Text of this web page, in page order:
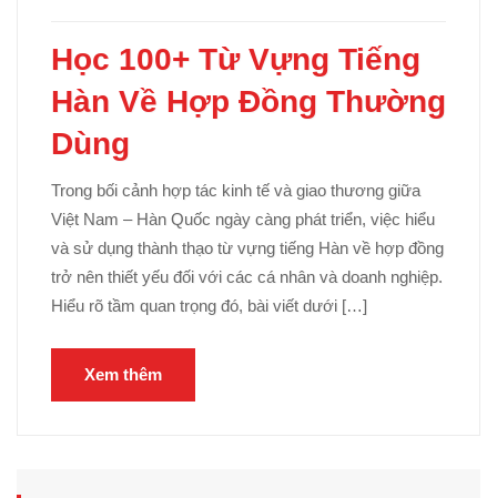
Học 100+ Từ Vựng Tiếng
Hàn Về Hợp Đồng Thường
Dùng
Trong bối cảnh hợp tác kinh tế và giao thương giữa
Việt Nam – Hàn Quốc ngày càng phát triển, việc hiểu
và sử dụng thành thạo từ vựng tiếng Hàn về hợp đồng
trở nên thiết yếu đối với các cá nhân và doanh nghiệp.
Hiểu rõ tầm quan trọng đó, bài viết dưới […]
Xem thêm